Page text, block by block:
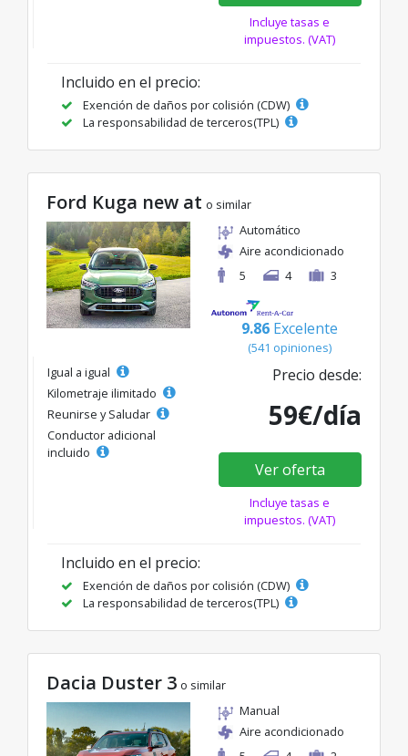
Incluye tasas e
impuestos. (VAT)
Incluido en el precio:
Exención de daños por colisión (CDW)
La responsabilidad de terceros(TPL)
Ford Kuga new at o similar
Automático
Aire acondicionado
5
4 3
9.86 Excelente
(541 opiniones)
Igual a igual
Kilometraje ilimitado
Reunirse y Saludar
Conductor adicional
incluido
Precio desde:
59€/día
Ver oferta
Incluye tasas e
impuestos. (VAT)
Incluido en el precio:
Exención de daños por colisión (CDW)
La responsabilidad de terceros(TPL)
Dacia Duster 3 o similar
Manual
Aire acondicionado